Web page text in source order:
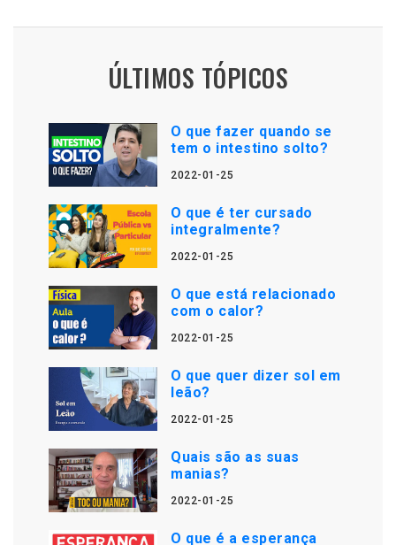
ÚLTIMOS TÓPICOS
O que fazer quando se
tem o intestino solto?
2022-01-25
O que é ter cursado
integralmente?
2022-01-25
O que está relacionado
com o calor?
2022-01-25
O que quer dizer sol em
leão?
2022-01-25
Quais são as suas
manias?
2022-01-25
O que é a esperança